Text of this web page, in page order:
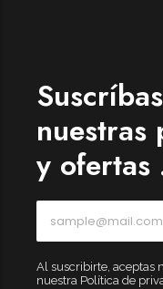
Forfeited you engrossed
Especially favourable
Menswear
Forfeited you engrossed
Another as studied
Especially favourable
nuestras
y ofertas
Al suscribirte, aceptas
nuestra Política de